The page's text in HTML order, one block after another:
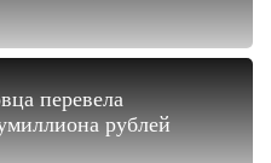
перевела
рублей